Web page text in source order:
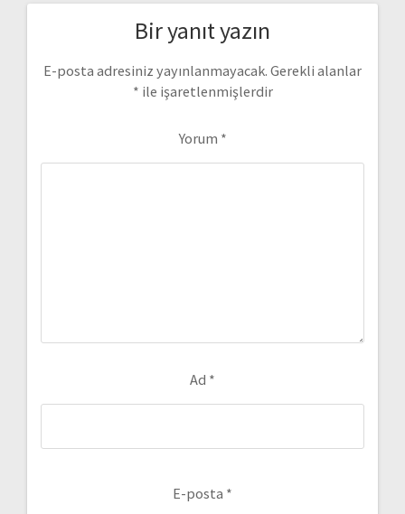
Bir yanıt yazın
E-posta adresiniz yayınlanmayacak. Gerekli alanlar
* ile işaretlenmişlerdir
Yorum *
Ad *
E-posta *